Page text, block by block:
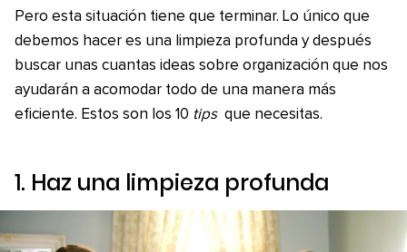
Pero esta situación tiene que terminar. Lo único que
debemos hacer es una limpieza profunda y después
buscar unas cuantas ideas sobre organización que nos
ayudarán a acomodar todo de una manera más
eficiente. Estos son los 10 tips que necesitas.
1. Haz una limpieza profunda